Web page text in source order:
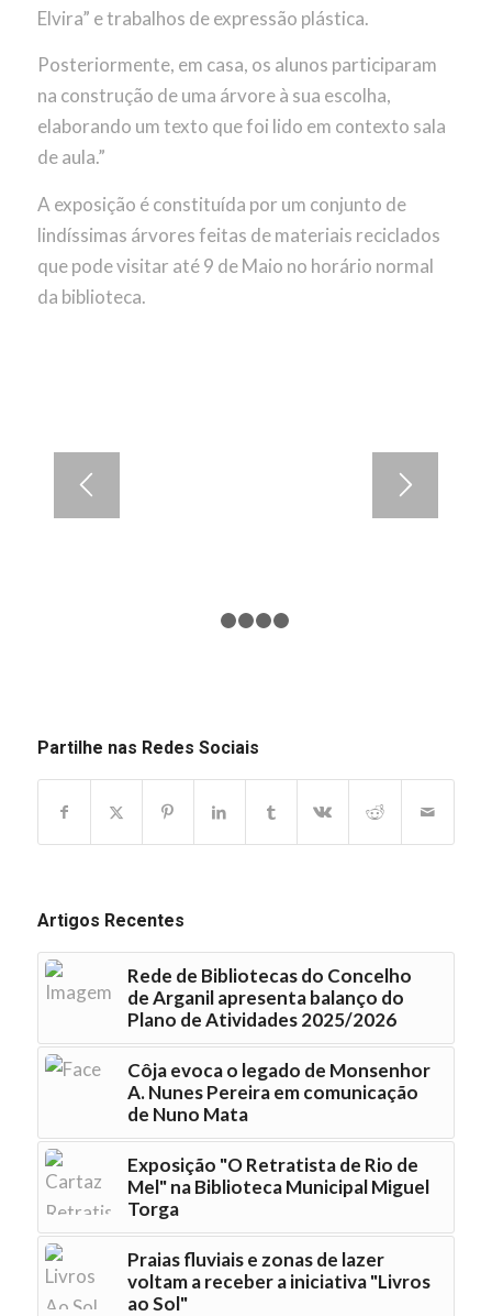
Elvira” e trabalhos de expressão plástica.
Posteriormente, em casa, os alunos participaram
na construção de uma árvore à sua escolha,
elaborando um texto que foi lido em contexto sala
de aula.”
A exposição é constituída por um conjunto de
lindíssimas árvores feitas de materiais reciclados
que pode visitar até 9 de Maio no horário normal
da biblioteca.
Partilhe nas Redes Sociais
Artigos Recentes
Rede de Bibliotecas do Concelho
de Arganil apresenta balanço do
Plano de Atividades 2025/2026
Côja evoca o legado de Monsenhor
A. Nunes Pereira em comunicação
de Nuno Mata
Exposição "O Retratista de Rio de
Mel" na Biblioteca Municipal Miguel
Torga
Praias fluviais e zonas de lazer
voltam a receber a iniciativa "Livros
ao Sol"